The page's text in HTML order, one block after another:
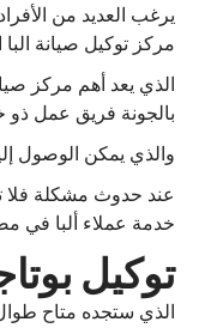
يرغب العديد من
مركز توكيل صيانة
الذي يعد أهم مركز
بالجونة فريق عمل ذو
والذي يمكن الوصول
عند حدوث مشكلة فلا
خدمة عملاء ألبا في
توكيل
الذي ستجده متاح